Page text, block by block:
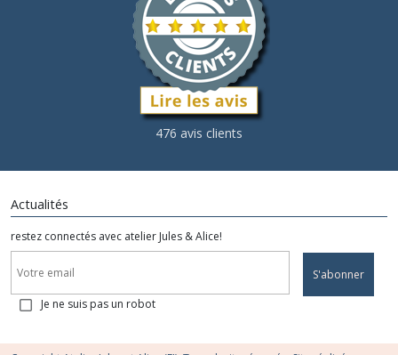
476 avis clients
Actualités
restez connectés avec atelier Jules & Alice!
S'abonner
Je ne suis pas un robot